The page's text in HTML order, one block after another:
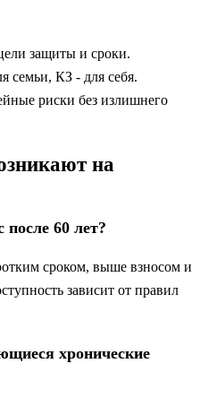
защиты и сроки.
семьи, КЗ - для себя.
риски без излишнего
на
60 лет?
сроком, выше взносом и
зависит от правил
хронические